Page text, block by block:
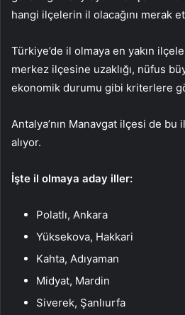
hangi ilçelerin il olacağını merak
Türkiye’de il olmaya en yakın
merkez ilçesine uzaklığı, nüfus
ekonomik durumu gibi kriterlere
Antalya’nın Manavgat ilçesi de bu
alıyor.
İşte il olmaya aday iller:
Polatlı, Ankara
Yüksekova, Hakkari
Kahta, Adıyaman
Midyat, Mardin
Siverek, Şanlıurfa